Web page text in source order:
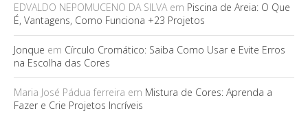
EDVALDO NEPOMUCENO DA SILVAem Piscina de Areia: O Que
É, Vantagens, Como Funciona +23 Projetos
Jonque em Círculo Cromático: Saiba Como Usar e Evite Erros
na Escolha das Cores
Maria José Pádua ferreira em Mistura de Cores: Aprenda a
Fazer e Crie Projetos Incríveis